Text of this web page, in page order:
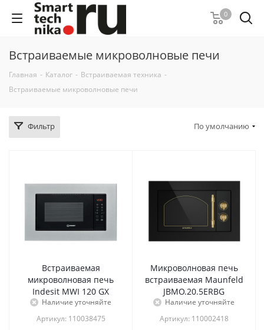
0
Встраиваемые микроволновые печи
Главная - Каталог - Встраиваемая техника -
Встраиваемые микроволновые печи
Фильтр По умолчанию
Встраиваемая
микроволновая печь
Indesit MWI 120 GX
Наличие уточняйте
Артикул: 110038475
Микроволновая печь
встраиваемая Maunfeld
JBMO.20.5ERBG
Наличие уточняйте
Артикул: 110002418